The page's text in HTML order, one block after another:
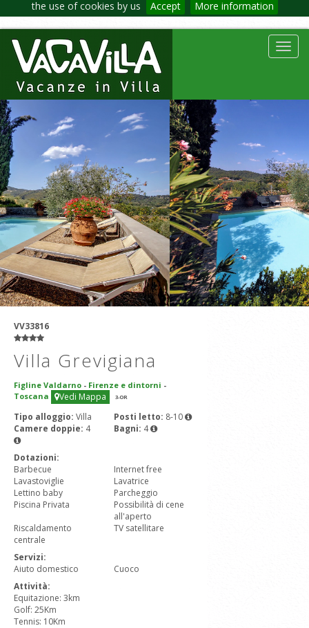
the use of cookies by us Accept More information
VV33816
Villa Grevigiana
Figline Valdarno - Firenze e dintorni -
Toscana
Vedi Mappa 3-OR
Tipo alloggio: Villa Posti letto: 8-10
Camere doppie: 4 Bagni: 4
Dotazioni:
Barbecue
Internet free
Lavastoviglie
Lavatrice
Lettino baby
Parcheggio
Piscina Privata
Possibilità di cene
all'aperto
Riscaldamento
centrale
TV satellitare
Servizi:
Aiuto domestico
Cuoco
Attività:
Equitazione: 3km
Golf: 25Km
Tennis: 10Km